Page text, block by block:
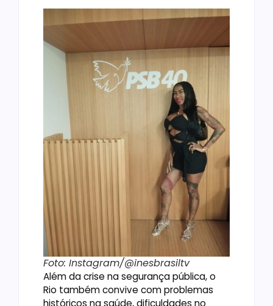
Foto: Instagram/@inesbrasiltv
Além da crise na segurança pública, o
Rio também convive com problemas
históricos na saúde, dificuldades no